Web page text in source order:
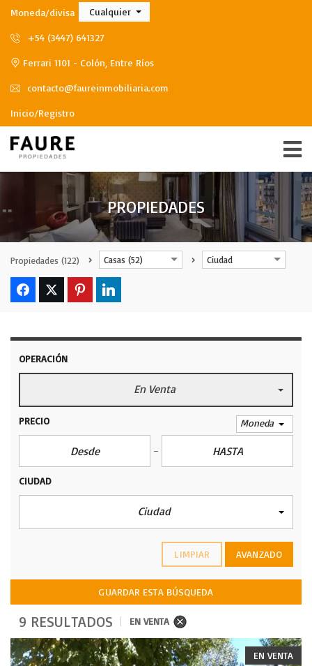
Moneda/divisa Cualquier
+54 (3447) 641327
Ferrari 1101 - Colón, Entre Ríos
contacto@faureinmobiliaria.com
Inicio/Registro
PROPIEDADES
Propiedades (122) Casas (52) Ciudad
OPERACIÓN
En Venta
PRECIO Moneda
CIUDAD
Ciudad
LIMPIAR AVANZADO
GUARDAR ESTA BÚSQUEDA
9 RESULTADOS EN VENTA
EN VENTA